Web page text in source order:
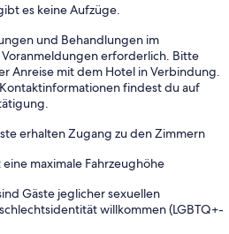
es keine Aufzüge.
und Behandlungen im
erforderlich. Bitte
Anreise mit dem Hotel in Verbindung.
findest du auf
erhalten Zugang zu den Zimmern
maximale Fahrzeughöhe
Gäste jeglicher sexuellen
willkommen (LGBTQ+-